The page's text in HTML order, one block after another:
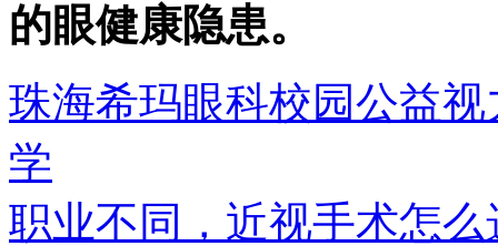
的眼健康隐患。
珠海希玛眼科校园公益
学
职业不同，近视手术怎